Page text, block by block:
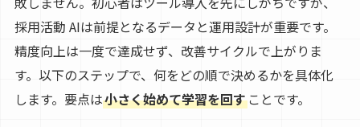
採用活動 AIは前提となるデータと運用設計が重要です。
精度向上は一度で達成せず、改善サイクルで上がりま
す。以下のステップで、何をどの順で決めるかを具体化
します。要点は小さく始めて学習を回すことです。